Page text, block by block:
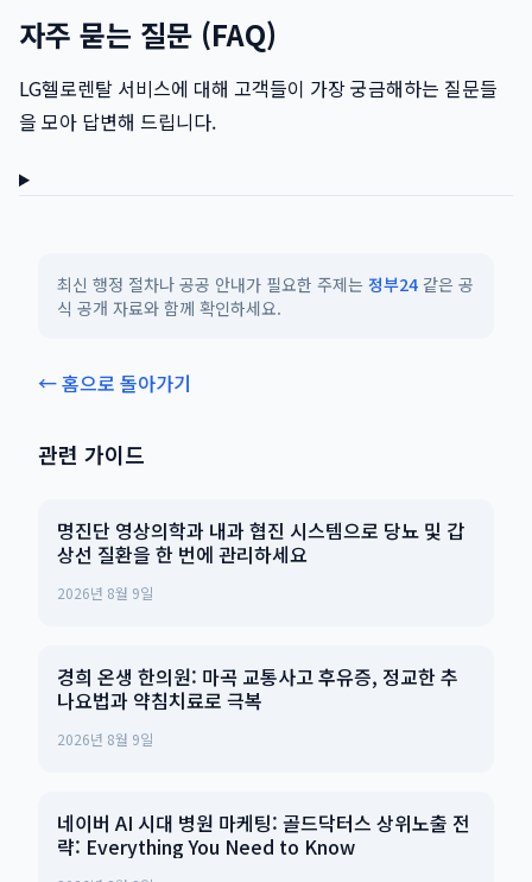
자주 묻는 질문 (FAQ)
LG헬로렌탈 서비스에 대해 고객들이 가장 궁금해하는 질문들
을 모아 답변해 드립니다.
최신 행정 절차나 공공 안내가 필요한 주제는 정부24 같은 공
식 공개 자료와 함께 확인하세요.
← 홈으로 돌아가기
관련 가이드
명진단 영상의학과 내과 협진 시스템으로 당뇨 및 갑
상선 질환을 한 번에 관리하세요
2026년 8월 9일
경희 온생 한의원: 마곡 교통사고 후유증, 정교한 추
나요법과 약침치료로 극복
2026년 8월 9일
네이버 AI 시대 병원 마케팅: 골드닥터스 상위노출 전
략: Everything You Need to Know